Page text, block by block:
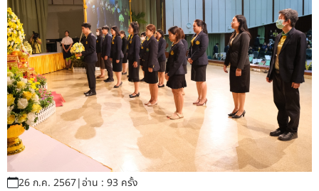
สายตรงผู้บริหาร
26 ก.ค. 2567|อ่าน : 93 ครั้ง